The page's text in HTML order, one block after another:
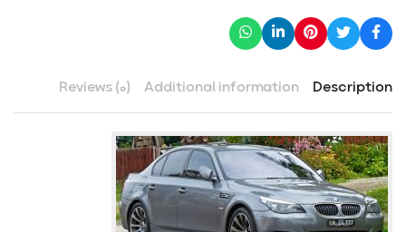
Description
Additional information
Reviews (0)